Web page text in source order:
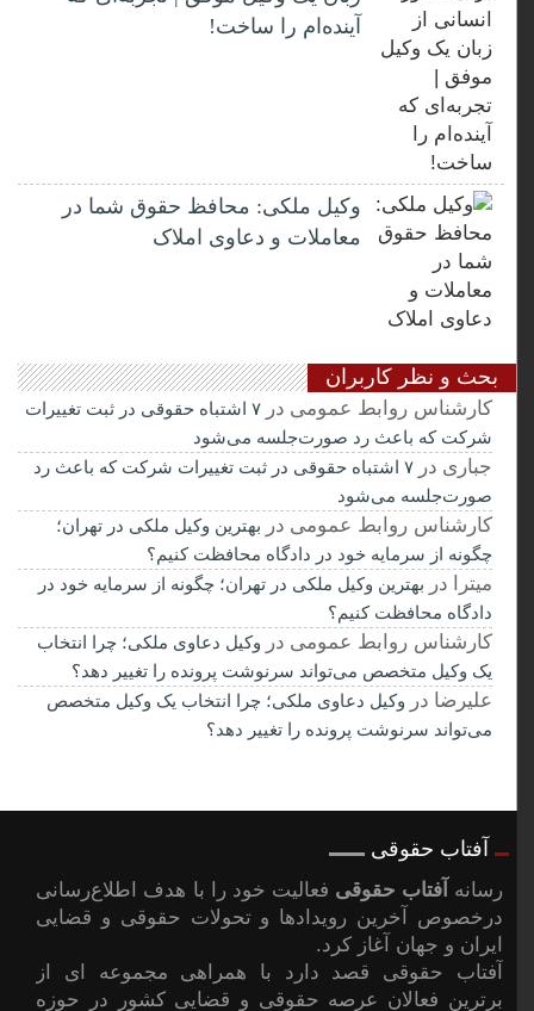
آینده‌ام را ساخت!
وکیل ملکی: محافظ حقوق شما در
معاملات و دعاوی املاک
بحث و نظر کاربران
کارشناس روابط عمومیدر
۷ اشتباه حقوقی در ثبت تغییرات
شرکت که باعث رد صورت‌جلسه می‌شود
جباری در
۷ اشتباه حقوقی در ثبت تغییرات شرکت که باعث رد
صورت‌جلسه می‌شود
کارشناس روابط عمومیدربهترین وکیل ملکی در تهران؛
چگونه از سرمایه خود در دادگاه محافظت کنیم؟
میترادربهترین وکیل ملکی در تهران؛ چگونه از سرمایه خود در
دادگاه محافظت کنیم؟
کارشناس روابط عمومیدروکیل دعاوی ملکی؛ چرا انتخاب
یک وکیل متخصص می‌تواند سرنوشت پرونده را تغییر دهد؟
علیرضادروکیل دعاوی ملکی؛ چرا انتخاب یک وکیل متخصص
می‌تواند سرنوشت پرونده را تغییر دهد؟
آفتاب حقوقی
رسانهآفتاب حقوقیفعالیت خود را با هدف اطلاع‌رسانی
درخصوص آخرین رویدادها و تحولات حقوقی و قضایی
ایران و جهان آغاز کرد.
آفتاب حقوقی قصد دارد با همراهی مجموعه ای از
برترین فعالان عرصه حقوقی و قضایی کشور در حوزه